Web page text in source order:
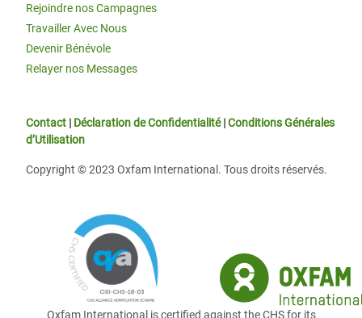
Rejoindre nos Campagnes
Travailler Avec Nous
Devenir Bénévole
Relayer nos Messages
Contact | Déclaration de Confidentialité|Conditions Générales
d’Utilisation
Copyright © 2023 Oxfam International. Tous droits réservés.
Oxfam International is certified against the CHS for its